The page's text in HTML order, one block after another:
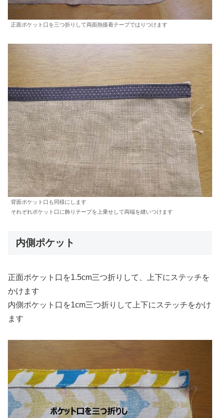
正面ポケット口を三つ折りして両面熱接着テープではりつけます
背面ポケット口も同様にします
それぞれポケット口に飾りテープを上乗せして両端を縫いつけます
内側ポケット
正面ポケット口を1.5cm三つ折りして、上下にステッチを
かけます
内側ポケット口を1cm三つ折りして上下にステッチをかけ
ます